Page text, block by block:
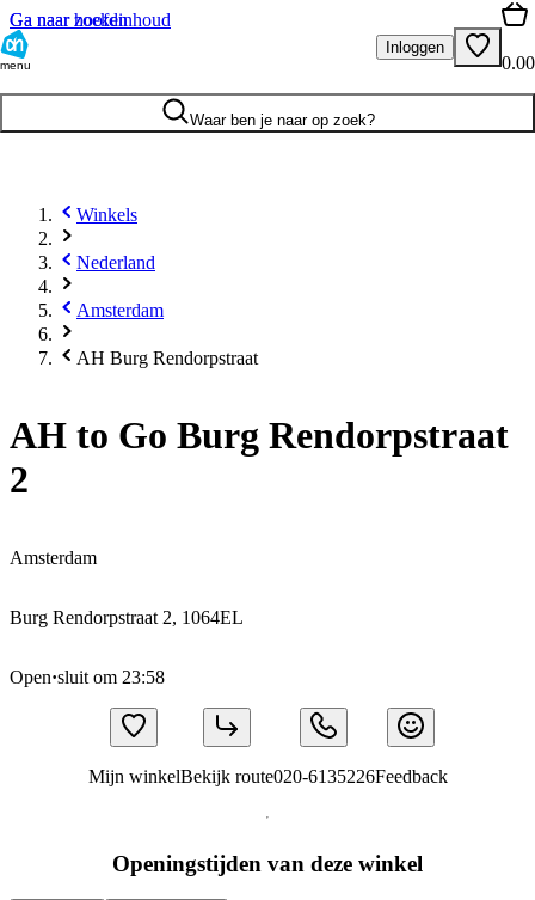
Ga naar hoofdinhoud
Ga naar zoeken
menu
Inloggen
0.00
Waar ben je naar op zoek?
Winkels
Nederland
Amsterdam
AH Burg Rendorpstraat
AH to Go Burg Rendorpstraat
2
Amsterdam
Burg Rendorpstraat 2, 1064EL
Open·sluit om 23:58
Mijn winkelBekijk route020-6135226Feedback
Openingstijden van deze winkel